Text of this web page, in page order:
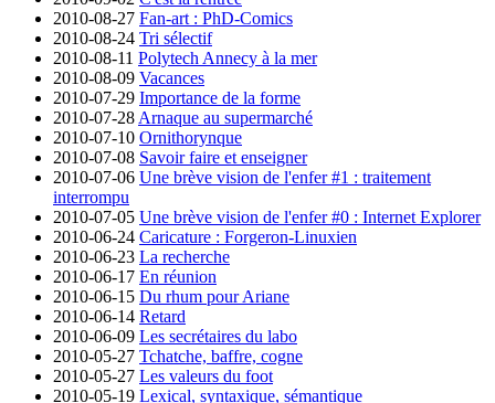
2010-08-27 Fan-art : PhD-Comics
2010-08-24 Tri sélectif
2010-08-11 Polytech Annecy à la mer
2010-08-09 Vacances
2010-07-29 Importance de la forme
2010-07-28 Arnaque au supermarché
2010-07-10 Ornithorynque
2010-07-08 Savoir faire et enseigner
2010-07-06 Une brève vision de l'enfer #1 : traitement
interrompu
2010-07-05 Une brève vision de l'enfer #0 : Internet Explorer
2010-06-24 Caricature : Forgeron-Linuxien
2010-06-23 La recherche
2010-06-17 En réunion
2010-06-15 Du rhum pour Ariane
2010-06-14 Retard
2010-06-09 Les secrétaires du labo
2010-05-27 Tchatche, baffre, cogne
2010-05-27 Les valeurs du foot
2010-05-19 Lexical, syntaxique, sémantique